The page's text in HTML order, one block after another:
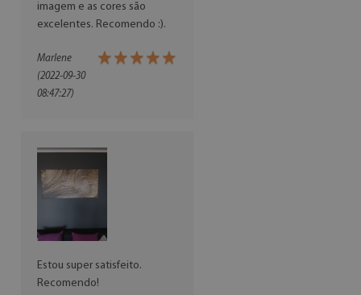
imagem e as cores são
excelentes. Recomendo :).
Marlene
(2022-09-30
08:47:27)
Estou super satisfeito.
Recomendo!